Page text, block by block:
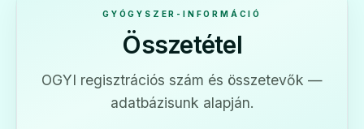
Ár: —
ADATLAP
GYÓGYSZER-INFORMÁCIÓ
Összetétel
OGYI regisztrációs szám és összetevők —
adatbázisunk alapján.